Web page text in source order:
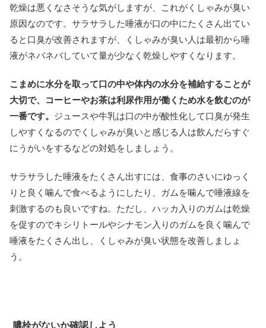
乾燥は悪くなさそうな気がしますが、これがくしゃみが臭い
原因なのです。サラサラした唾液が口の中にたくさん出てい
ると口臭が改善されますが、くしゃみが臭い人は最初から唾
液がネバネバしていて量が少なく乾燥しやすくなります。
こまめに水分を取って口の中や体内の水分を補給することが
大切で、コーヒーやお茶は利尿作用が働くため水を飲むのが
一番です。 ジュースや牛乳は口の中が酸性化して口臭が発生
しやすくなるのでくしゃみが臭いと感じる人は飲んだらすぐ
にうがいをするなどの対処をしましょう。
サラサラした唾液をたくさん出すには、食事のさいにゆっく
りと良く噛んで食べるようにしたり、ガムを噛んで唾液線を
刺激するのも良いですね。ただし、ハッカ入りのガムは乾燥
を促すのでキシリトールやシナモン入りのガムを良く噛んで
唾液をたくさん出し、くしゃみが臭い状態を改善しましょ
う。
膿栓がないか確認しよう